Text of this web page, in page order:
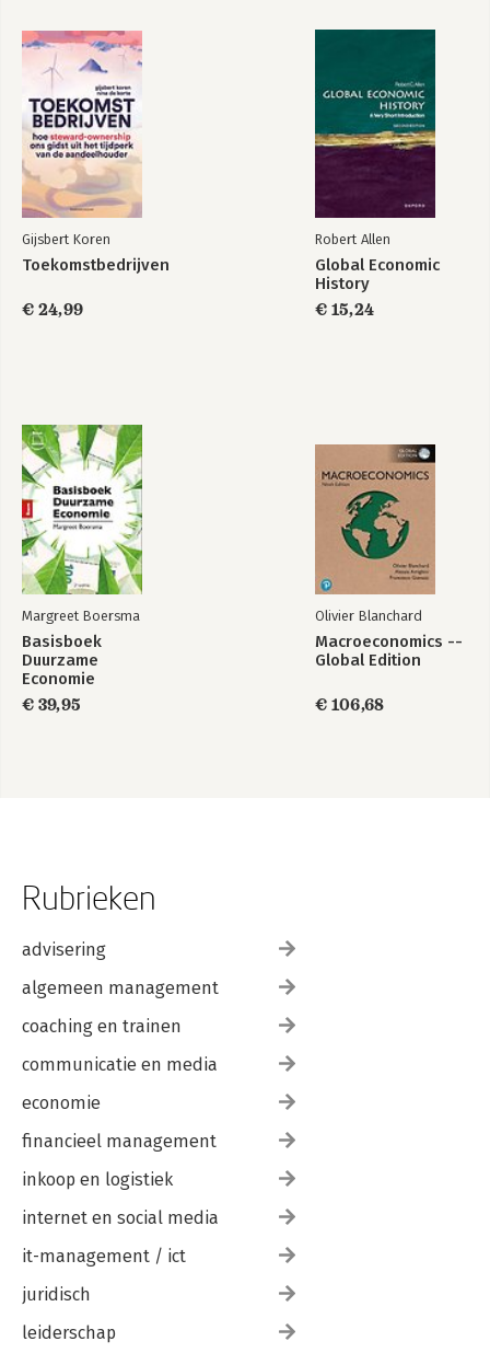
Gijsbert Koren
Toekomstbedrijven
€ 24,99
Robert Allen
Global Economic
History
€ 15,24
Margreet Boersma
Basisboek
Duurzame
Economie
€ 39,95
Olivier Blanchard
Macroeconomics --
Global Edition
€ 106,68
Rubrieken
advisering
algemeen management
coaching en trainen
communicatie en media
economie
financieel management
inkoop en logistiek
internet en social media
it-management / ict
juridisch
leiderschap